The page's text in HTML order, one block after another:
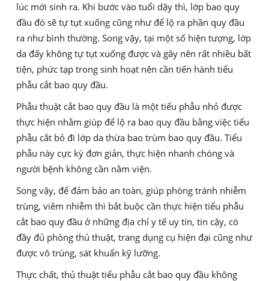
lúc mới sinh ra. Khi bước vào tuổi dậy thì, lớp bao quy
đầu đó sẽ tự tụt xuống cũng như để lộ ra phần quy đầu
ra như bình thường. Song vậy, tại một số hiện tượng, lớp
da đấy không tự tụt xuống được và gây nên rất nhiều bất
tiện, phức tạp trong sinh hoạt nên cần tiến hành tiểu
phẫu cắt bao quy đầu.
Phẫu thuật cắt bao quy đầu là một tiểu phẫu nhỏ được
thực hiện nhằm giúp để lộ ra bao quy đầu bằng việc tiểu
phẫu cắt bỏ đi lớp da thừa bao trùm bao quy đầu. Tiểu
phẫu này cực kỳ đơn giản, thực hiện nhanh chóng và
người bệnh không cần nằm viện.
Song vậy, để đảm bảo an toàn, giúp phòng tránh nhiễm
trùng, viêm nhiễm thì bắt buộc cần thực hiện tiểu phẫu
cắt bao quy đầu ở những địa chỉ y tế uy tín, tin cậy, có
đầy đủ phòng thủ thuật, trang dụng cụ hiện đại cũng như
được vô trùng, sát khuẩn kỹ lưỡng.
Thực chất, thủ thuật tiểu phẫu cắt bao quy đầu không